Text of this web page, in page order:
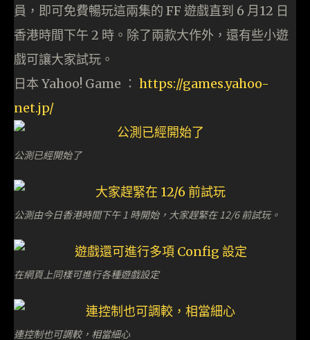
員，即可免費暢玩這兩集的 FF 遊戲直到 6 月12 日
香港時間下午 2 時。除了兩款大作外，還有些小遊
戲可讓大家試玩。
日本 Yahoo! Game ： https://games.yahoo-
net.jp/
公測已經開始了
公測由今日香港時間下午 1 時開始，大家趕緊在 12/6 前試玩。
在網頁上同樣可進行各種遊戲設定
連控制也可調較，相當細心